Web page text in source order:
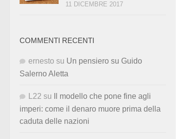
11 DICEMBRE 2017
COMMENTI RECENTI
ernesto su Un pensiero su Guido
Salerno Aletta
L22 su
Il modello che pone fine agli
imperi: come il denaro muore prima della
caduta delle nazioni